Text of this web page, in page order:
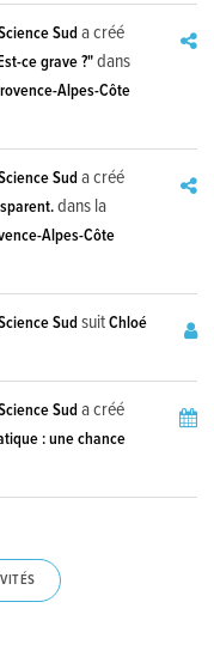
Sud a créé
ce grave ?"dans
Alpes-Côte
Sud a créé
dans la
Alpes-Côte
Sud suitChloé
Sud a créé
: une chance